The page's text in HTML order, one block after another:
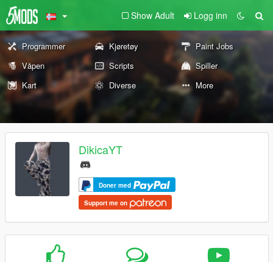
Show Adult Logg inn
Programmer Kjøretøy
Paint Jobs
Våpen
Scripts
Spiller
Kart
Diverse More
DikicaYT
Doner med
Support me on